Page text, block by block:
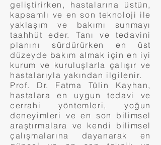
geliştirirken, hastalarına üstün,
kapsamlı ve en son teknoloji ile
yaklaşım ve bakımı sunmayı
taahhüt eder. Tanı ve tedavini
planını sürdürürken en üst
düzeyde bakım almak için en iyi
kurum ve kuruluşlarla çalışır ve
hastalarıyla yakından ilgilenir.
Prof. Dr. Fatma Tülin Kayhan,
hastalara en uygun tedavi ve
cerrahi yöntemleri, yoğun
deneyimleri ve en son bilimsel
araştırmalara ve kendi bilimsel
çalışmalarına dayanarak en